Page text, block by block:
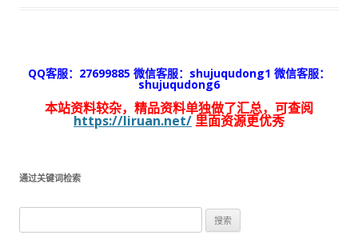
QQ客服：27699885 微信客服：shujuqudong1 微信客服：
shujuqudong6
本站资料较杂，精品资料单独做了汇总，可查阅
https://liruan.net/ 里面资源更优秀
通过关键词检索
索：